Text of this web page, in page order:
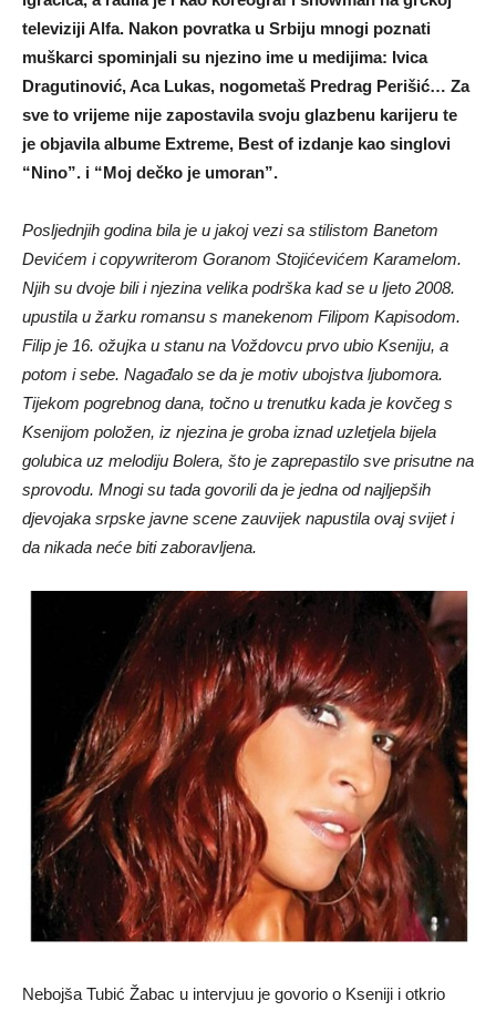
televiziji Alfa. Nakon povratka u Srbiju mnogi poznati
muškarci spominjali su njezino ime u medijima: Ivica
Dragutinović, Aca Lukas, nogometaš Predrag Perišić… Za
sve to vrijeme nije zapostavila svoju glazbenu karijeru te
je objavila albume Extreme, Best of izdanje kao singlovi
“Nino”. i “Moj dečko je umoran”.
Posljednjih godina bila je u jakoj vezi sa stilistom Banetom
Devićem i copywriterom Goranom Stojićevićem Karamelom.
Njih su dvoje bili i njezina velika podrška kad se u ljeto 2008.
upustila u žarku romansu s manekenom Filipom Kapisodom.
Filip je 16. ožujka u stanu na Voždovcu prvo ubio Kseniju, a
potom i sebe. Nagađalo se da je motiv ubojstva ljubomora.
Tijekom pogrebnog dana, točno u trenutku kada je kovčeg s
Ksenijom položen, iz njezina je groba iznad uzletjela bijela
golubica uz melodiju Bolera, što je zaprepastilo sve prisutne na
sprovodu. Mnogi su tada govorili da je jedna od najljepših
djevojaka srpske javne scene zauvijek napustila ovaj svijet i
da nikada neće biti zaboravljena.
Nebojša Tubić Žabac u intervjuu je govorio o Kseniji i otkrio